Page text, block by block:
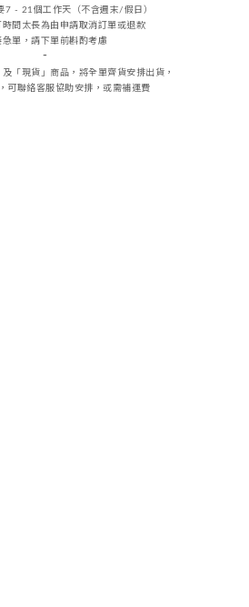
7 - 21個工作天（不含週末/假日）
時間太長為由申請取消訂單或退款
急單，請下單前斟酌考慮
-
「現貨」商品，將全單齊貨安排出貨，
可聯絡客服協助安排，或需補運費